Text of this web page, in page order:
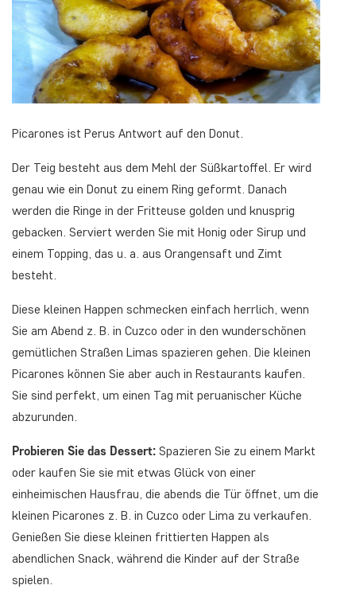
Picarones ist Perus Antwort auf den Donut.
Der Teig besteht aus dem Mehl der Süßkartoffel. Er wird
genau wie ein Donut zu einem Ring geformt. Danach
werden die Ringe in der Fritteuse golden und knusprig
gebacken. Serviert werden Sie mit Honig oder Sirup und
einem Topping, das u. a. aus Orangensaft und Zimt
besteht.
Diese kleinen Happen schmecken einfach herrlich, wenn
Sie am Abend z. B. in Cuzco oder in den wunderschönen
gemütlichen Straßen Limas spazieren gehen. Die kleinen
Picarones können Sie aber auch in Restaurants kaufen.
Sie sind perfekt, um einen Tag mit peruanischer Küche
abzurunden.
Probieren Sie das Dessert: Spazieren Sie zu einem Markt
oder kaufen Sie sie mit etwas Glück von einer
einheimischen Hausfrau, die abends die Tür öffnet, um die
kleinen Picarones z. B. in Cuzco oder Lima zu verkaufen.
Genießen Sie diese kleinen frittierten Happen als
abendlichen Snack, während die Kinder auf der Straße
spielen.